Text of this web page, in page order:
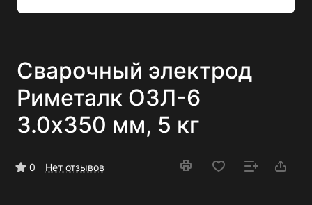
Сварочный электрод
Риметалк ОЗЛ-6
3.0x350 мм, 5 кг
0 Нет отзывов